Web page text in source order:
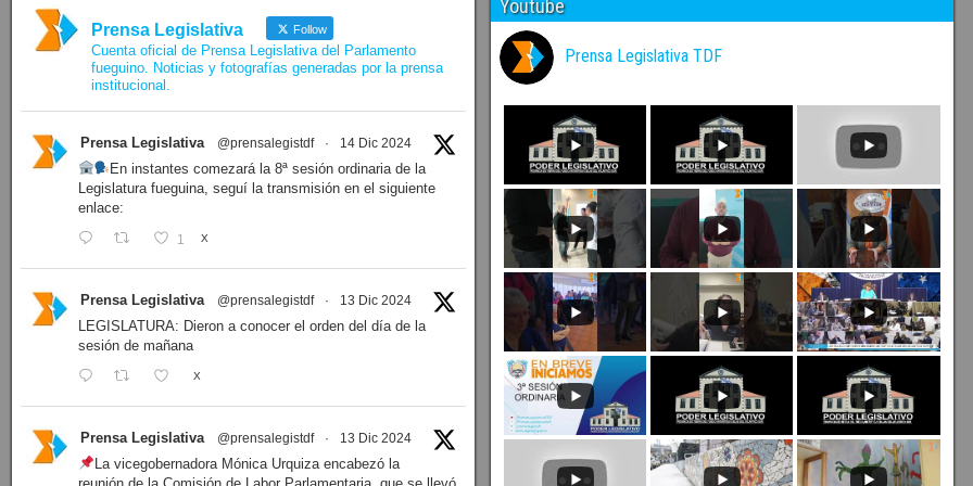
Prensa Legislativa Follow
Cuenta oficial de Prensa Legislativa del Parlamento
fueguino. Noticias y fotografías generadas por la prensa
institucional.
Prensa Legislativa @prensalegistdf · 14 Dic 2024
En instantes comezará la 8ª sesión ordinaria de la
Legislatura fueguina, seguí la transmisión en el siguiente
enlace:
1 X
Prensa Legislativa @prensalegistdf · 13 Dic 2024
LEGISLATURA: Dieron a conocer el orden del día de la
sesión de mañana
X
Prensa Legislativa @prensalegistdf · 13 Dic 2024
La vicegobernadora Mónica Urquiza encabezó la
Youtube
Prensa Legislativa TDF